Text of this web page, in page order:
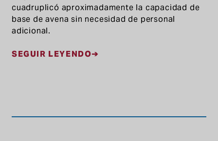
cuadruplicó aproximadamente la capacidad de
base de avena sin necesidad de personal
adicional.
SEGUIR LEYENDO